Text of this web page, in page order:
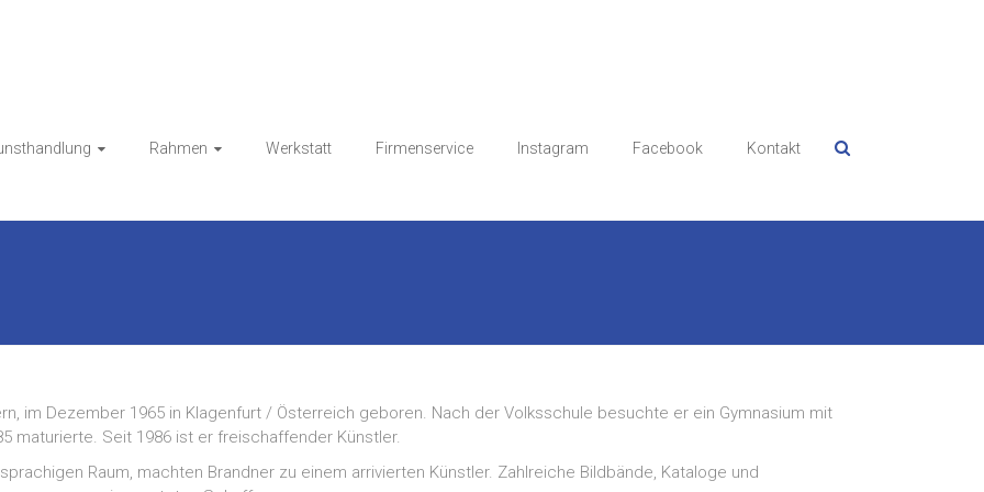
Rahmen Werkstatt Firmenservice Instagram Facebook Kontakt
im Dezember 1965 in Klagenfurt / Österreich geboren. Nach der Volksschule besuchte er ein Gymnasium mit
maturierte. Seit 1986 ist er freischaffender Künstler.
Raum, machten Brandner zu einem arrivierten Künstler. Zahlreiche Bildbände, Kataloge und